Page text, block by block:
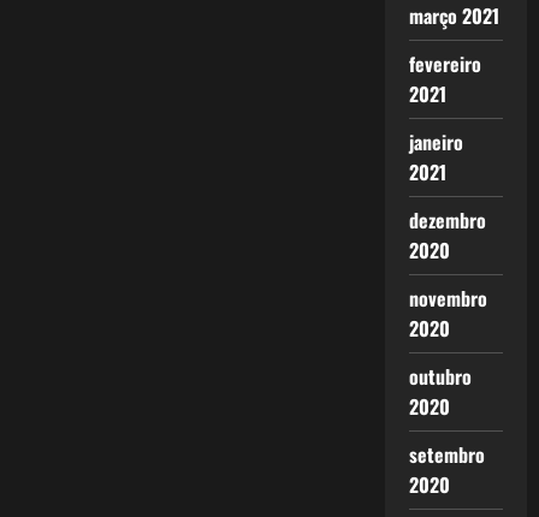
março 2021
fevereiro
2021
janeiro
2021
dezembro
2020
novembro
2020
outubro
2020
setembro
2020